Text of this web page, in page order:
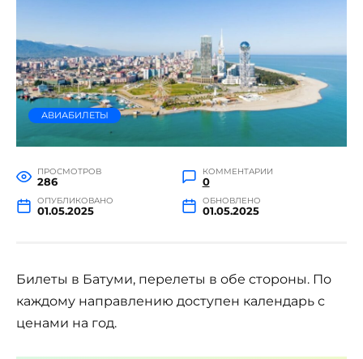
АВИАБИЛЕТЫ
ПРОСМОТРОВ
286
КОММЕНТАРИИ
0
ОПУБЛИКОВАНО
01.05.2025
ОБНОВЛЕНО
01.05.2025
Билеты в Батуми, перелеты в обе стороны. По
каждому направлению доступен календарь с
ценами на год.